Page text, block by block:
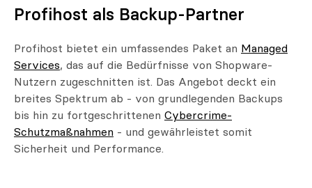
Profihost als Backup-Partner
Profihost bietet ein umfassendes Paket an Managed
Services, das auf die Bedürfnisse von Shopware-
Nutzern zugeschnitten ist. Das Angebot deckt ein
breites Spektrum ab - von grundlegenden Backups
bis hin zu fortgeschrittenen Cybercrime-
Schutzmaßnahmen - und gewährleistet somit
Sicherheit und Performance.